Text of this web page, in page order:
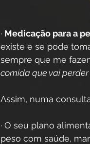
· Medicação para a
existe e se pode
sempre que me
comida que vai
Assim, numa
· O seu plano
peso com saúde,